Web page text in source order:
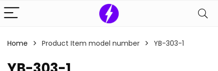
Home Product Item model number ‎YB-303-1